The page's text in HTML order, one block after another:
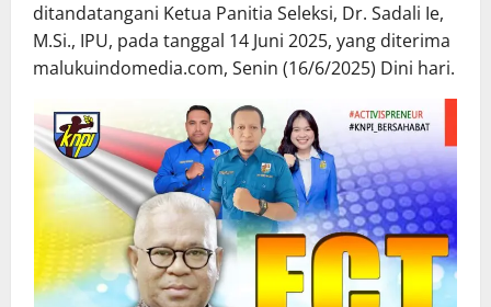
ditandatangani Ketua Panitia Seleksi, Dr. Sadali Ie,
M.Si., IPU, pada tanggal 14 Juni 2025, yang diterima
malukuindomedia.com, Senin (16/6/2025) Dini hari.